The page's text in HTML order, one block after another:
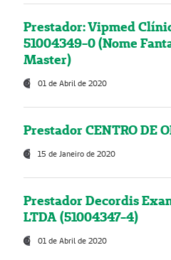
Prestador: Vipmed
51004349-0 (Nome
Master)
01 de Abril de 2020
Prestador CENTRO DE
15 de Janeiro de 2020
Prestador Decordis
LTDA (51004347-4)
01 de Abril de 2020